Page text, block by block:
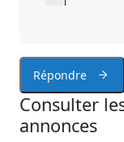
Répondre
Consulter
annonces